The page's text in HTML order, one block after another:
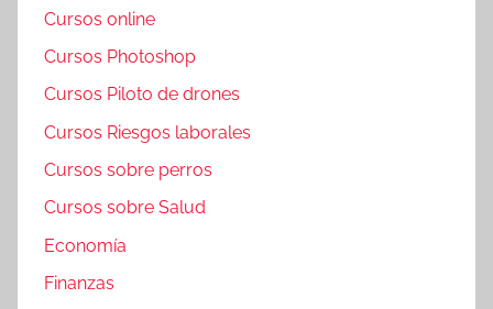
Cursos online
Cursos Photoshop
Cursos Piloto de drones
Cursos Riesgos laborales
Cursos sobre perros
Cursos sobre Salud
Economía
Finanzas